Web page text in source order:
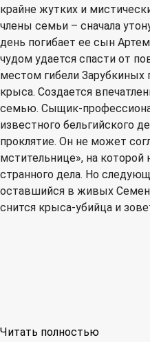
крайне жутких и
члены семьи – сначала
день погибает ее сын
чудом удается спасти от
местом гибели Зарубкиных
крыса. Создается
семью. Сыщик-
известного бельгийского
проклятие. Он не может
мстительнице», на
странного дела. Но
оставшийся в живых
снится крыса-убийца и
Читать полностью